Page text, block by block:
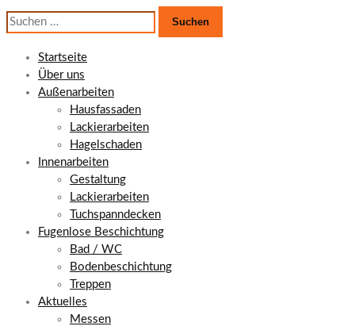
Suchen
nach:
Startseite
Über uns
Außenarbeiten
Hausfassaden
Lackierarbeiten
Hagelschaden
Innenarbeiten
Gestaltung
Lackierarbeiten
Tuchspanndecken
Fugenlose Beschichtung
Bad / WC
Bodenbeschichtung
Treppen
Aktuelles
Messen